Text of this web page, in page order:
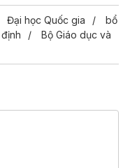
Đại học Quốc gia
bổ
Bộ Giáo dục và